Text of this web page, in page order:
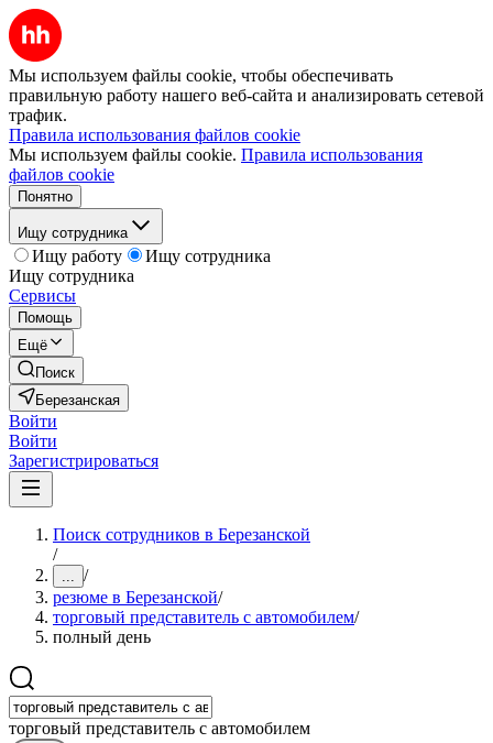
Мы используем файлы cookie, чтобы обеспечивать
правильную работу нашего веб-сайта и анализировать сетевой
трафик.
Правила использования файлов cookie
Мы используем файлы cookie. Правила использования
файлов cookie
Понятно
Ищу сотрудника
Ищу работу
Ищу сотрудника
Ищу сотрудника
Сервисы
Помощь
Ещё
Поиск
Березанская
Войти
Войти
Зарегистрироваться
Поиск сотрудников в Березанской
/
... /
резюме в Березанской/
торговый представитель с автомобилем/
полный день
торговый представитель с автомобилем